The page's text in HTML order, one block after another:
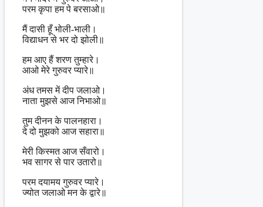
परम कृपा हम पे बरसाओ॥
मैं दासी हूँ भोली-भाली।
विद्याधन से भर दो झोली॥
हम आए हैं शरण तुम्हारे।
आओ मेरे गुरुवर प्यारे॥
अंध तमस में दीप जलाओ।
नाता मुझसे आज निभाओ॥
तुम दीनन के पालनहारा।
दे दो मुझको आज सहारा॥
मेरी किस्मत आज सँवारो।
भव सागर से पार उतारो॥
परम दयामय गुरुवर प्यारे।
ज्योत जलाओ मन के द्वारे॥